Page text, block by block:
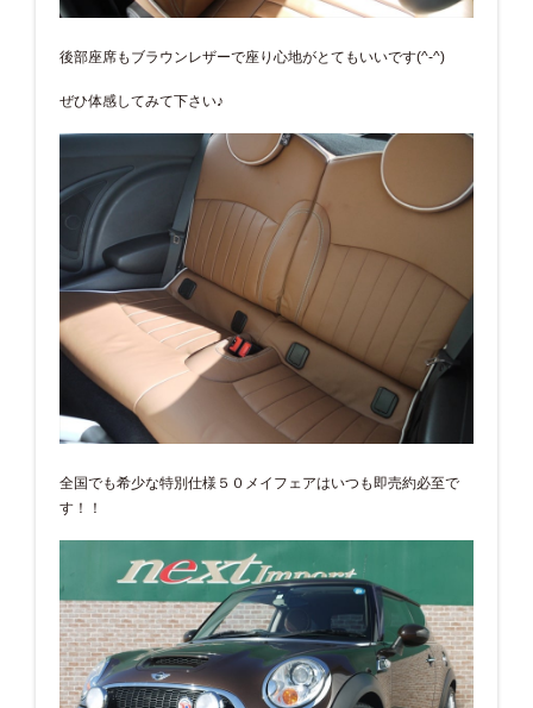
後部座席もブラウンレザーで座り心地がとてもいいです(^-^)
ぜひ体感してみて下さい♪
全国でも希少な特別仕様５０メイフェアはいつも即売約必至で
す！！